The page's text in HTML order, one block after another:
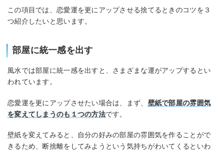
この項目では、恋愛運を更にアップさせる捨てるときのコツを３
つ紹介したいと思います。
部屋に統一感を出す
風水では部屋に統一感を出すと、さまざまな運がアップするとい
われています。
恋愛運を更にアップさせたい場合は、まず、 壁紙で部屋の雰囲気
を変えてしまうのも１つの方法です。
壁紙を変えてみると、自分の好みの部屋の雰囲気を作ることがで
きるため、断捨離をしてみようという気持ちがわいてくるといわ